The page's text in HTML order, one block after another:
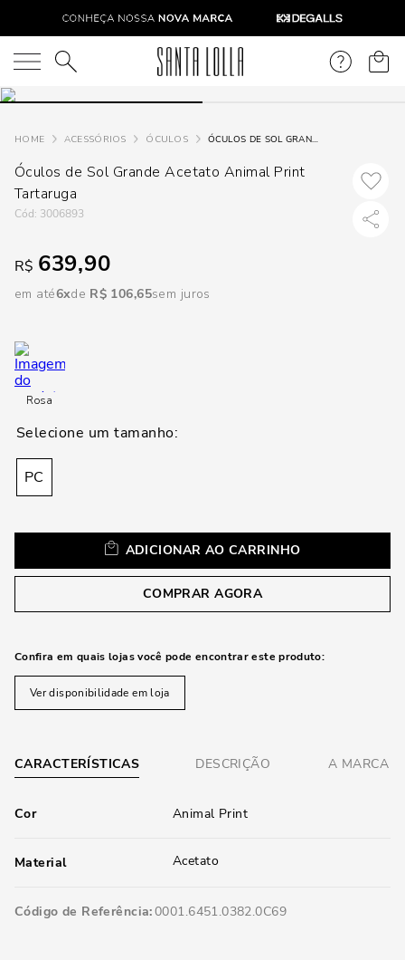
O que você está procurando?
ACESSÓRIOS ÓCULOS ÓCULOS DE SOL GRANDE ACETATO ANIMAL PRINT TARTARUGA
Óculos de Sol Grande Acetato Animal Print
Tartaruga
: 3006893
R$ 639,90
em até6 R$ 106,65sem juros
Rosa
PC
ADICIONAR AO CARRINHO
COMPRAR AGORA
Confira em quais lojas você pode encontrar este produto:
Ver disponibilidade em loja
CARACTERÍSTICAS DESCRIÇÃO A MARCA
Cor Animal Print
Material Acetato
Código de Referência 0001.6451.0382.0C69